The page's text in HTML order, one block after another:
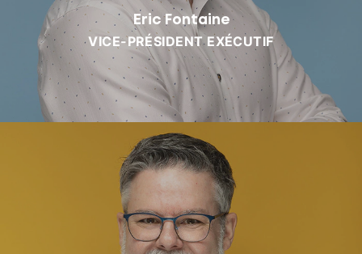
Eric Fontaine
VICE-PRÉSIDENT EXÉCUTIF